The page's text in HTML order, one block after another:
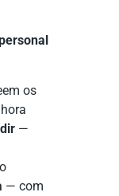
os
—
— com